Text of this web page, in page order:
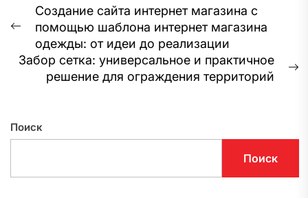
Навигация
по
записям
Предыдущая
запись:
Создание сайта интернет магазина с
помощью шаблона интернет магазина
одежды: от идеи до реализации
Забор сетка: универсальное и практичное
решение для ограждения территорий
Поиск
Поиск